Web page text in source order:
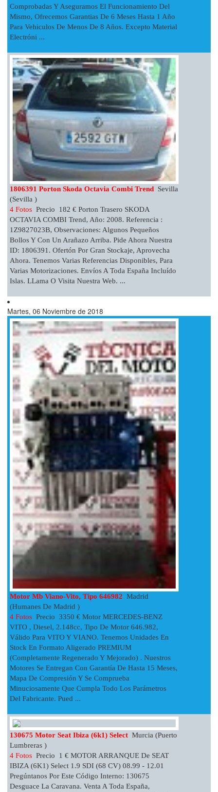
Comprobadas Y Aseguramos El Funcionamiento Del
Mismo, Ofrecemos Garantias De 6 Meses Hasta 1 Año
Para Vehiculos De Menos De 8 Años. Excepto Material
Electróni ...
1806391 Porton Skoda Octavia Combi Trend Sevilla
(Sevilla )
4 Fotos Precio 182 € Porton Trasero SKODA
OCTAVIA COMBI Trend, Año: 2008. Referencia :
1Z9827023B, Observaciones: Algunos Pequeños
Bollos Y Con Un Arañazo Arriba. Pide Ahora Nuestra
ID: 1806391. Ofertón Por Gran Stockaje, Aprovecha
Ahora. Tenemos Varias Referencias Disponibles, Para
Varias Motorizaciones. Envíos A Toda España Incluído
Islas. LLama O Visita Nuestra Web. ...
Martes, 06 Noviembre de 2018
Motor Mb Viano-Vito, Tipo 646982 Madrid
(Humanes De Madrid )
4 Fotos Precio 3350 € Motor MERCEDES-BENZ
VITO , Diesel, 2.148cc, Tipo De Motor 646.982,
Válido Para VITO Y VIANO. Tenemos Unidades En
Stock En Formato Aligerado PREMIUM
(completamente Regenerado Y Mejorado) . Nuestros
Motores Se Entregan Con Garantía De Hasta 15 Meses,
Mapa De Compresión Y Se Comprueba
Minuciosamente Que Cumpla Todo Los Parámetros
Del Fabricante. Pued ...
130675 Motor Seat Ibiza (6k1) Select Murcia (Puerto
Lumbreras )
4 Fotos Precio 1 € MOTOR ARRANQUE De SEAT
IBIZA (6K1) Select 1.9 SDI (68 CV) 08.99 - 12.01
Pregúntanos Por Este Código Interno: 130675
Desguace La Caravana. Venta A Toda España,